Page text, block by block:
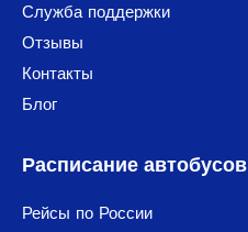
Служба поддержки
Отзывы
Контакты
Блог
Расписание автобусов
Рейсы по России